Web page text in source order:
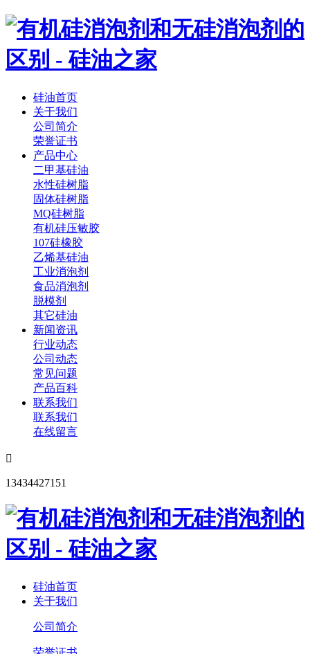
硅油首页
关于我们
公司简介
荣誉证书
产品中心
二甲基硅油
水性硅树脂
固体硅树脂
MQ硅树脂
有机硅压敏胶
107硅橡胶
乙烯基硅油
工业消泡剂
食品消泡剂
脱模剂
其它硅油
新闻资讯
行业动态
公司动态
常见问题
产品百科
联系我们
联系我们
在线留言

13434427151
硅油首页
关于我们
公司简介